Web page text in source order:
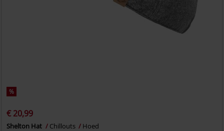
%
€ 20,99
Shelton Hat Chillouts Hoed